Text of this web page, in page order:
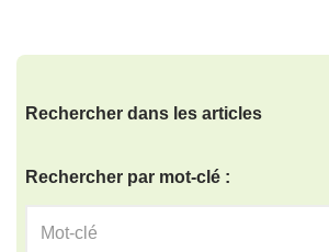
Rechercher dans les articles
Rechercher par mot-clé :